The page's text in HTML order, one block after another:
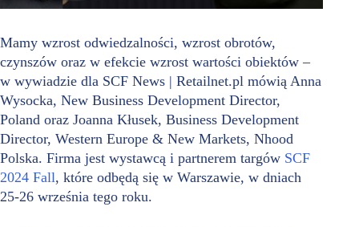
Mamy wzrost odwiedzalności, wzrost obrotów,
czynszów oraz w efekcie wzrost wartości obiektów –
w wywiadzie dla SCF News | Retailnet.pl mówią Anna
Wysocka, New Business Development Director,
Poland oraz Joanna Kłusek, Business Development
Director, Western Europe & New Markets, Nhood
Polska. Firma jest wystawcą i partnerem targów SCF
2024 Fall, które odbędą się w Warszawie, w dniach
25-26 września tego roku.